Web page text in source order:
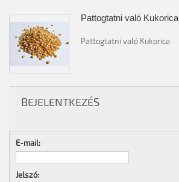
Pattogtatni való Kukorica
Pattogtatni való Kukorica
BEJELENTKEZÉS
E-mail:
Jelszó: